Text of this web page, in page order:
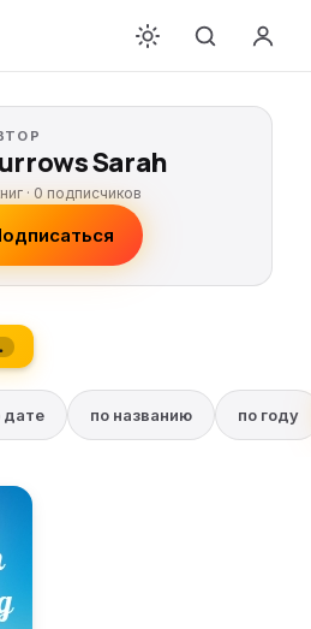
Sarah
·0 подписчиков
дате по названию по году